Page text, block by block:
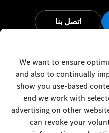
اتصل بنا
على آخر أخبار وفعاليات
We want to ensure
and also to continually
show you use-based
end we work with
advertising on other
can revoke your